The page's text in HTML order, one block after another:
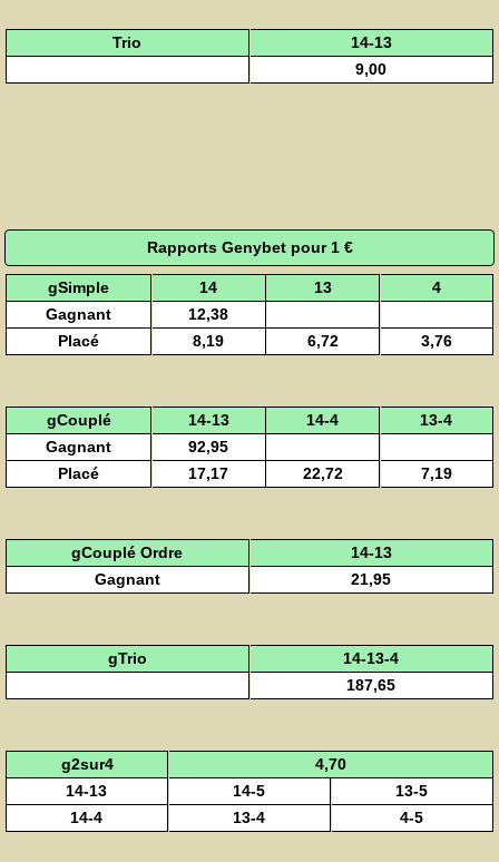
Trio
14-13
9,00
Rapports Genybet pour 1 €
gSimple 14 13
4
Gagnant
12,38
Placé
8,19 6,72 3,76
gCouplé 14-13 14-4
13-4
Gagnant
92,95
Placé
17,17 22,72 7,19
gCouplé Ordre
14-13
Gagnant
21,95
gTrio
14-13-4
187,65
g2sur4
4,70
14-13
14-5
13-5
14-4
13-4 4-5